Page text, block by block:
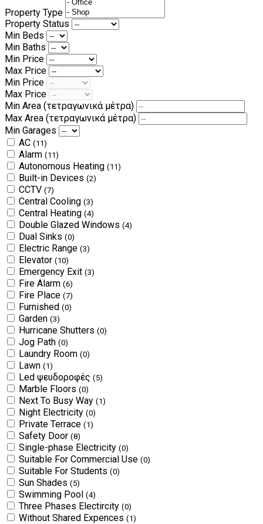
Property Type
Property Status
Min Beds
Min Baths
Min Price
Max Price
Min Price
Max Price
Min Area (τετραγωνικά μέτρα)
Max Area (τετραγωνικά μέτρα)
Min Garages
AC (11)
Alarm (11)
Autonomous Heating (11)
Built-in Devices (2)
CCTV (7)
Central Cooling (3)
Central Heating (4)
Double Glazed Windows (4)
Dual Sinks (0)
Electric Range (3)
Elevator (10)
Emergency Exit (3)
Fire Alarm (6)
Fire Place (7)
Furnished (0)
Garden (3)
Hurricane Shutters (0)
Jog Path (0)
Laundry Room (0)
Lawn (1)
Led ψευδοροφές (5)
Marble Floors (0)
Next To Busy Way (1)
Night Electricity (0)
Private Terrace (1)
Safety Door (8)
Single-phase Electricity (0)
Suitable For Commercial Use (0)
Suitable For Students (0)
Sun Shades (5)
Swimming Pool (4)
Three Phases Electircity (0)
Without Shared Expences (1)